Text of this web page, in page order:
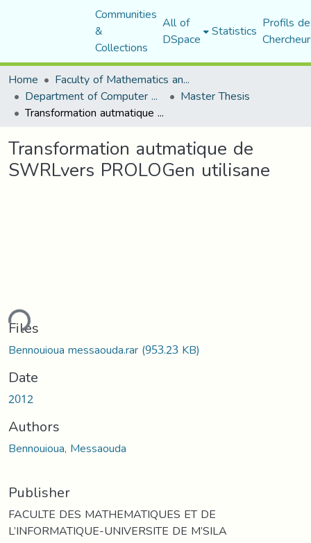
Communities
&
Collections
All of
DSpace Statistics Profils
Home
Faculty of Mathematics and Computer Science
Department of Computer Science Master Thesis
Transformation autmatique de SWRLvers PROLOGen utilisane
Transformation autmatique de
SWRLvers PROLOGen utilisane
Files
Bennouioua messaouda.rar(953.23 KB)
Date
2012
Authors
Bennouioua, Messaouda
Publisher
FACULTE DES MATHEMATIQUES ET DE
L’INFORMATIQUE-UNIVERSITE DE M’SILA